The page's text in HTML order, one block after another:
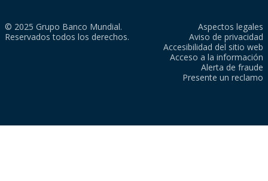
© 2025 Grupo Banco Mundial.
Reservados todos los derechos.
Aspectos legales
Aviso de privacidad
Accesibilidad del sitio web
Acceso a la información
Alerta de fraude
Presente un reclamo